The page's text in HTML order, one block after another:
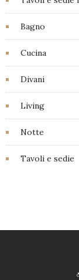
Bagno
Cucina
Divani
Living
Notte
Tavoli e sedie